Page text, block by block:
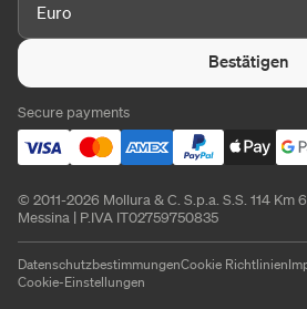
Euro
Bestätigen
Secure payments
© 2011-2026 Mollura & C. S.p.a. S.S. 114 Km
Messina | P.IVA IT02759750835
DatenschutzbestimmungenCookie Richtlinien
Cookie-Einstellungen